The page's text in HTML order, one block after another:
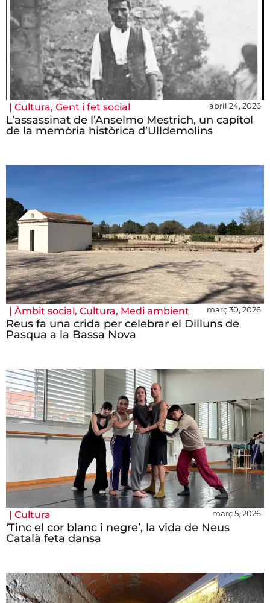
| Cultura, Gent i fet social abril 24, 2026
L’assassinat de l’Anselmo Mestrich, un capítol
de la memòria històrica d’Ulldemolins
| Àmbit social, Cultura, Medi ambient març 30, 2026
Reus fa una crida per celebrar el Dilluns de
Pasqua a la Bassa Nova
| Cultura març 5, 2026
‘Tinc el cor blanc i negre’, la vida de Neus
Català feta dansa